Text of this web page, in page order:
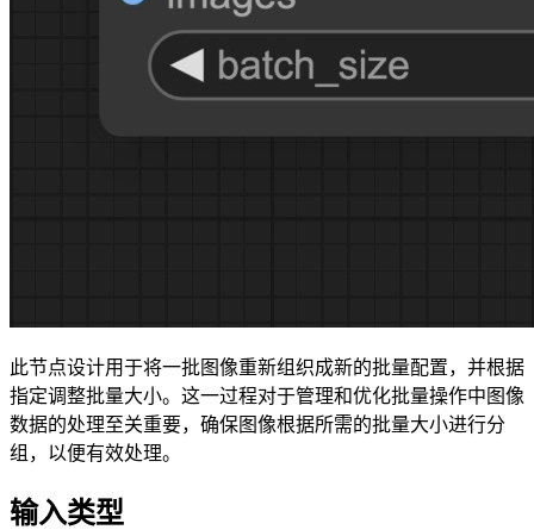
此节点设计用于将一批图像重新组织成新的批量配置，并根据
指定调整批量大小。这一过程对于管理和优化批量操作中图像
数据的处理至关重要，确保图像根据所需的批量大小进行分
组，以便有效处理。
输入类型